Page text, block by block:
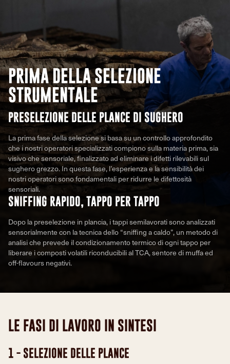
PRIMA DELLA SELEZIONE
STRUMENTALE
PRESELEZIONE DELLE PLANCE DI SUGHERO
La prima fase della selezione si basa su un controllo approfondito
che i nostri operatori specializzati compiono sulla materia prima, sia
visivo che sensoriale, finalizzato ad eliminare i difetti rilevabili sul
sughero grezzo. In questa fase, l’esperienza e la sensibilità dei
nostri operatori sono fondamentali per ridurre le difettosità
sensoriali.
SNIFFING RAPIDO, TAPPO PER TAPPO
Dopo la preselezione in plancia, i tappi semilavorati sono analizzati
sensorialmente con la tecnica dello “sniffing a caldo”, un metodo di
analisi che prevede il condizionamento termico di ogni tappo per
liberare i composti volatili riconducibili al TCA, sentore di muffa ed
off-flavours negativi.
LE FASI DI LAVORO IN SINTESI
1 - SELEZIONE DELLE PLANCE